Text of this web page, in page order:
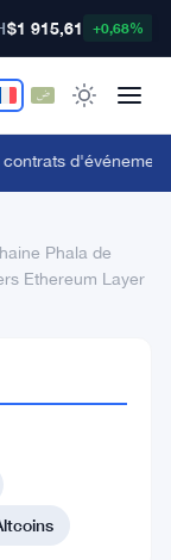
$1 915,61 +0,68%
Phala de
Ethereum Layer